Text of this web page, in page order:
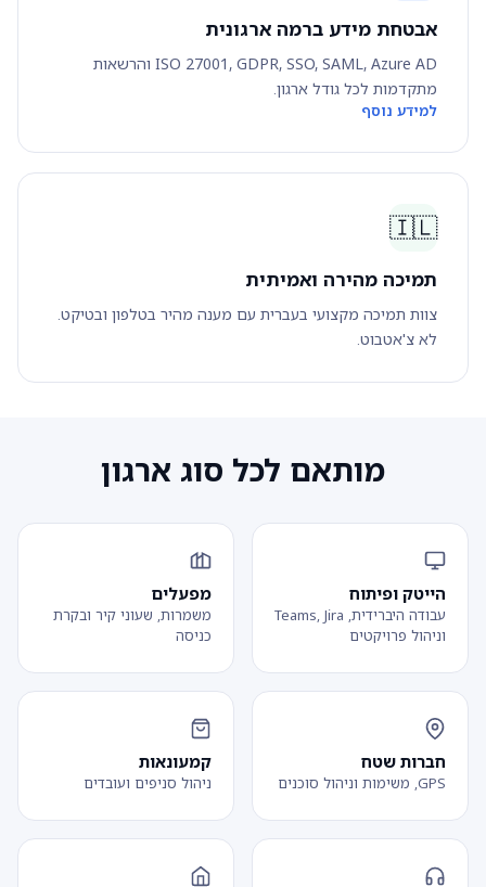
אבטחת מידע ברמה ארגונית
ISO 27001, GDPR, SSO, SAML, Azure AD והרשאות
מתקדמות לכל גודל ארגון.
למידע נוסף
🇮🇱
תמיכה מהירה ואמיתית
צוות תמיכה מקצועי בעברית עם מענה מהיר בטלפון ובטיקט.
לא צ'אטבוט.
מותאם לכל סוג ארגון
הייטק ופיתוח
עבודה היברידית, Teams, Jira
וניהול פרויקטים
מפעלים
משמרות, שעוני קיר ובקרת
כניסה
חברות שטח
GPS, משימות וניהול סוכנים
קמעונאות
ניהול סניפים ועובדים